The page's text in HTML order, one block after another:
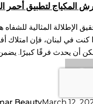
المكياج لتطبيق أحمر
الإطلالة المثالية
كنت في لبنان، فإن
أن يحدث فرقًا كبيرًا.
BeautyMarch 12,